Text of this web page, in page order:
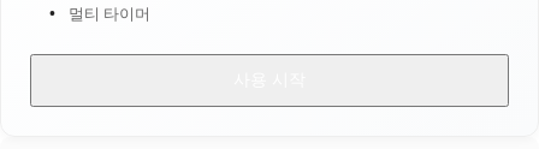
멀티 타이머